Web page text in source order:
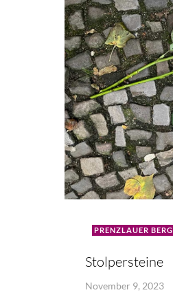
PRENZLAUER BERG
Stolpersteine
November 9, 2023